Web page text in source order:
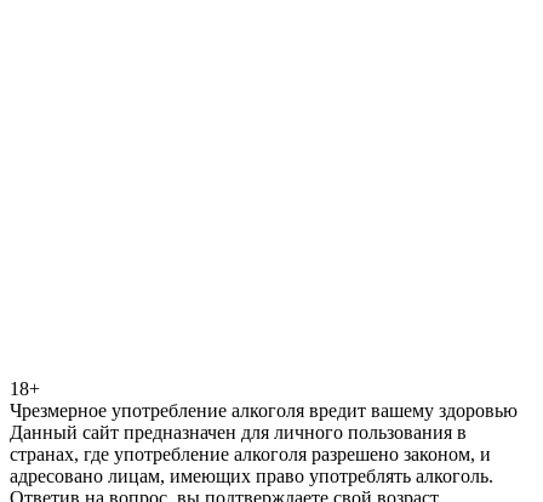
18+
Чрезмерное употребление алкоголя вредит вашему здоровью
Данный сайт предназначен для личного пользования в
странах, где употребление алкоголя разрешено законом, и
адресовано лицам, имеющих право употреблять алкоголь.
Ответив на вопрос, вы подтверждаете свой возраст